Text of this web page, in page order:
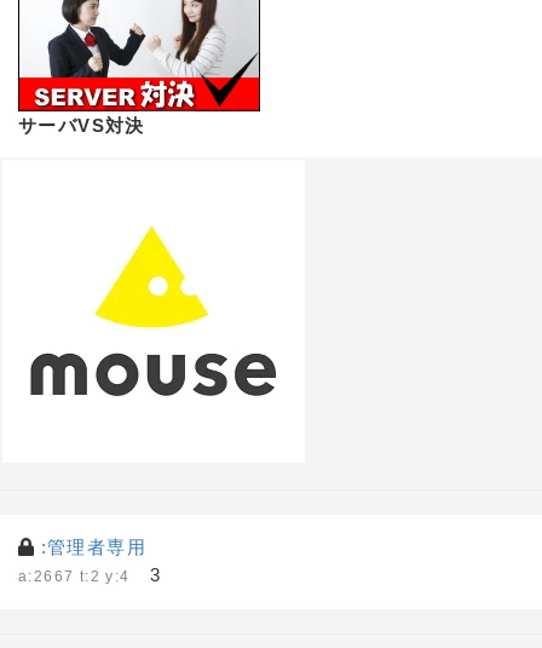
サーバVS対決
:管理者専用
a:2667 t:2 y:4 3